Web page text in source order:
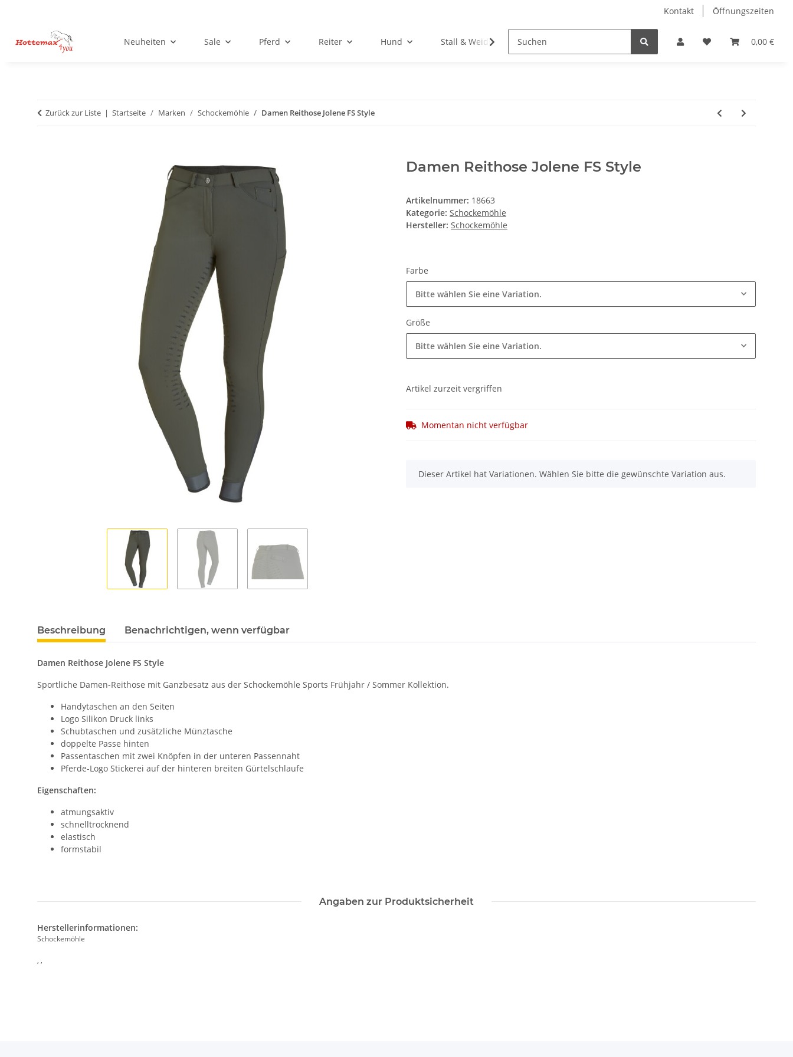
Kontakt Öffnungszeiten
0,00 €
Neuheiten Sale Pferd Reiter Hund Stall & Weide Hobby Horse Dienstleistungen Geschenkartikel &
Zurück zur Liste Startseite Marken Schockemöhle Damen Reithose Jolene FS Style
Damen Reithose Jolene FS Style
Artikelnummer: 18663
Kategorie: Schockemöhle
Hersteller: Schockemöhle
Farbe
Bitte wählen Sie eine Variation.
Größe
Bitte wählen Sie eine Variation.
Artikel zurzeit vergriffen
Momentan nicht verfügbar
x
Dieser Artikel hat Variationen. Wählen Sie bitte die gewünschte Variation aus.
Beschreibung Benachrichtigen, wenn verfügbar
Damen Reithose Jolene FS Style
Sportliche Damen-Reithose mit Ganzbesatz aus der Schockemöhle Sports Frühjahr / Sommer Kollektion.
Handytaschen an den Seiten
Logo Silikon Druck links
Schubtaschen und zusätzliche Münztasche
doppelte Passe hinten
Passentaschen mit zwei Knöpfen in der unteren Passennaht
Pferde-Logo Stickerei auf der hinteren breiten Gürtelschlaufe
Eigenschaften:
atmungsaktiv
schnelltrocknend
elastisch
formstabil
Angaben zur Produktsicherheit
Herstellerinformationen:
Schockemöhle
, ,